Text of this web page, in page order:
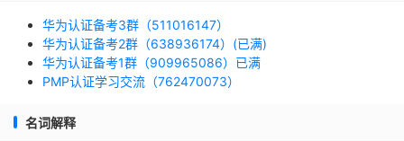
华为认证备考3群（511016147）
华为认证备考2群（638936174）(已满)
华为认证备考1群（909965086）已满
PMP认证学习交流（762470073）
名词解释